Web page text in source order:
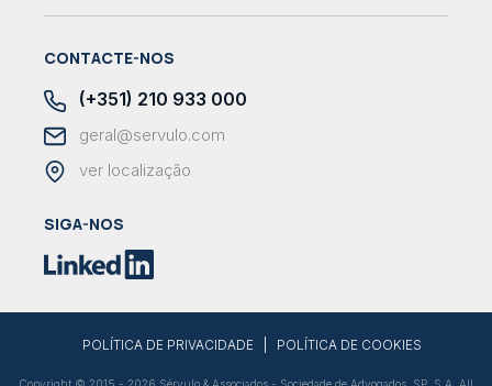
CONTACTE-NOS
(+351) 210 933 000
geral@servulo.com
ver localização
SIGA-NOS
POLÍTICA DE PRIVACIDADE POLÍTICA DE COOKIES